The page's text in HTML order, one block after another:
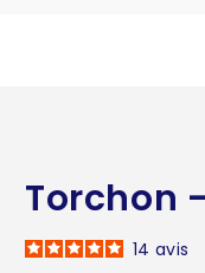
Torchon
14 avis